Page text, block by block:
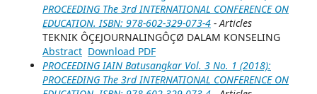
PROCEEDING The 3rd INTERNATIONAL CONFERENCE ON
EDUCATION. ISBN: 978-602-329-073-4 - Articles
TEKNIK ÔÇ£JOURNALINGÔÇØ DALAM KONSELING
Abstract Download PDF
PROCEEDING IAIN Batusangkar Vol. 3 No. 1 (2018):
PROCEEDING The 3rd INTERNATIONAL CONFERENCE ON